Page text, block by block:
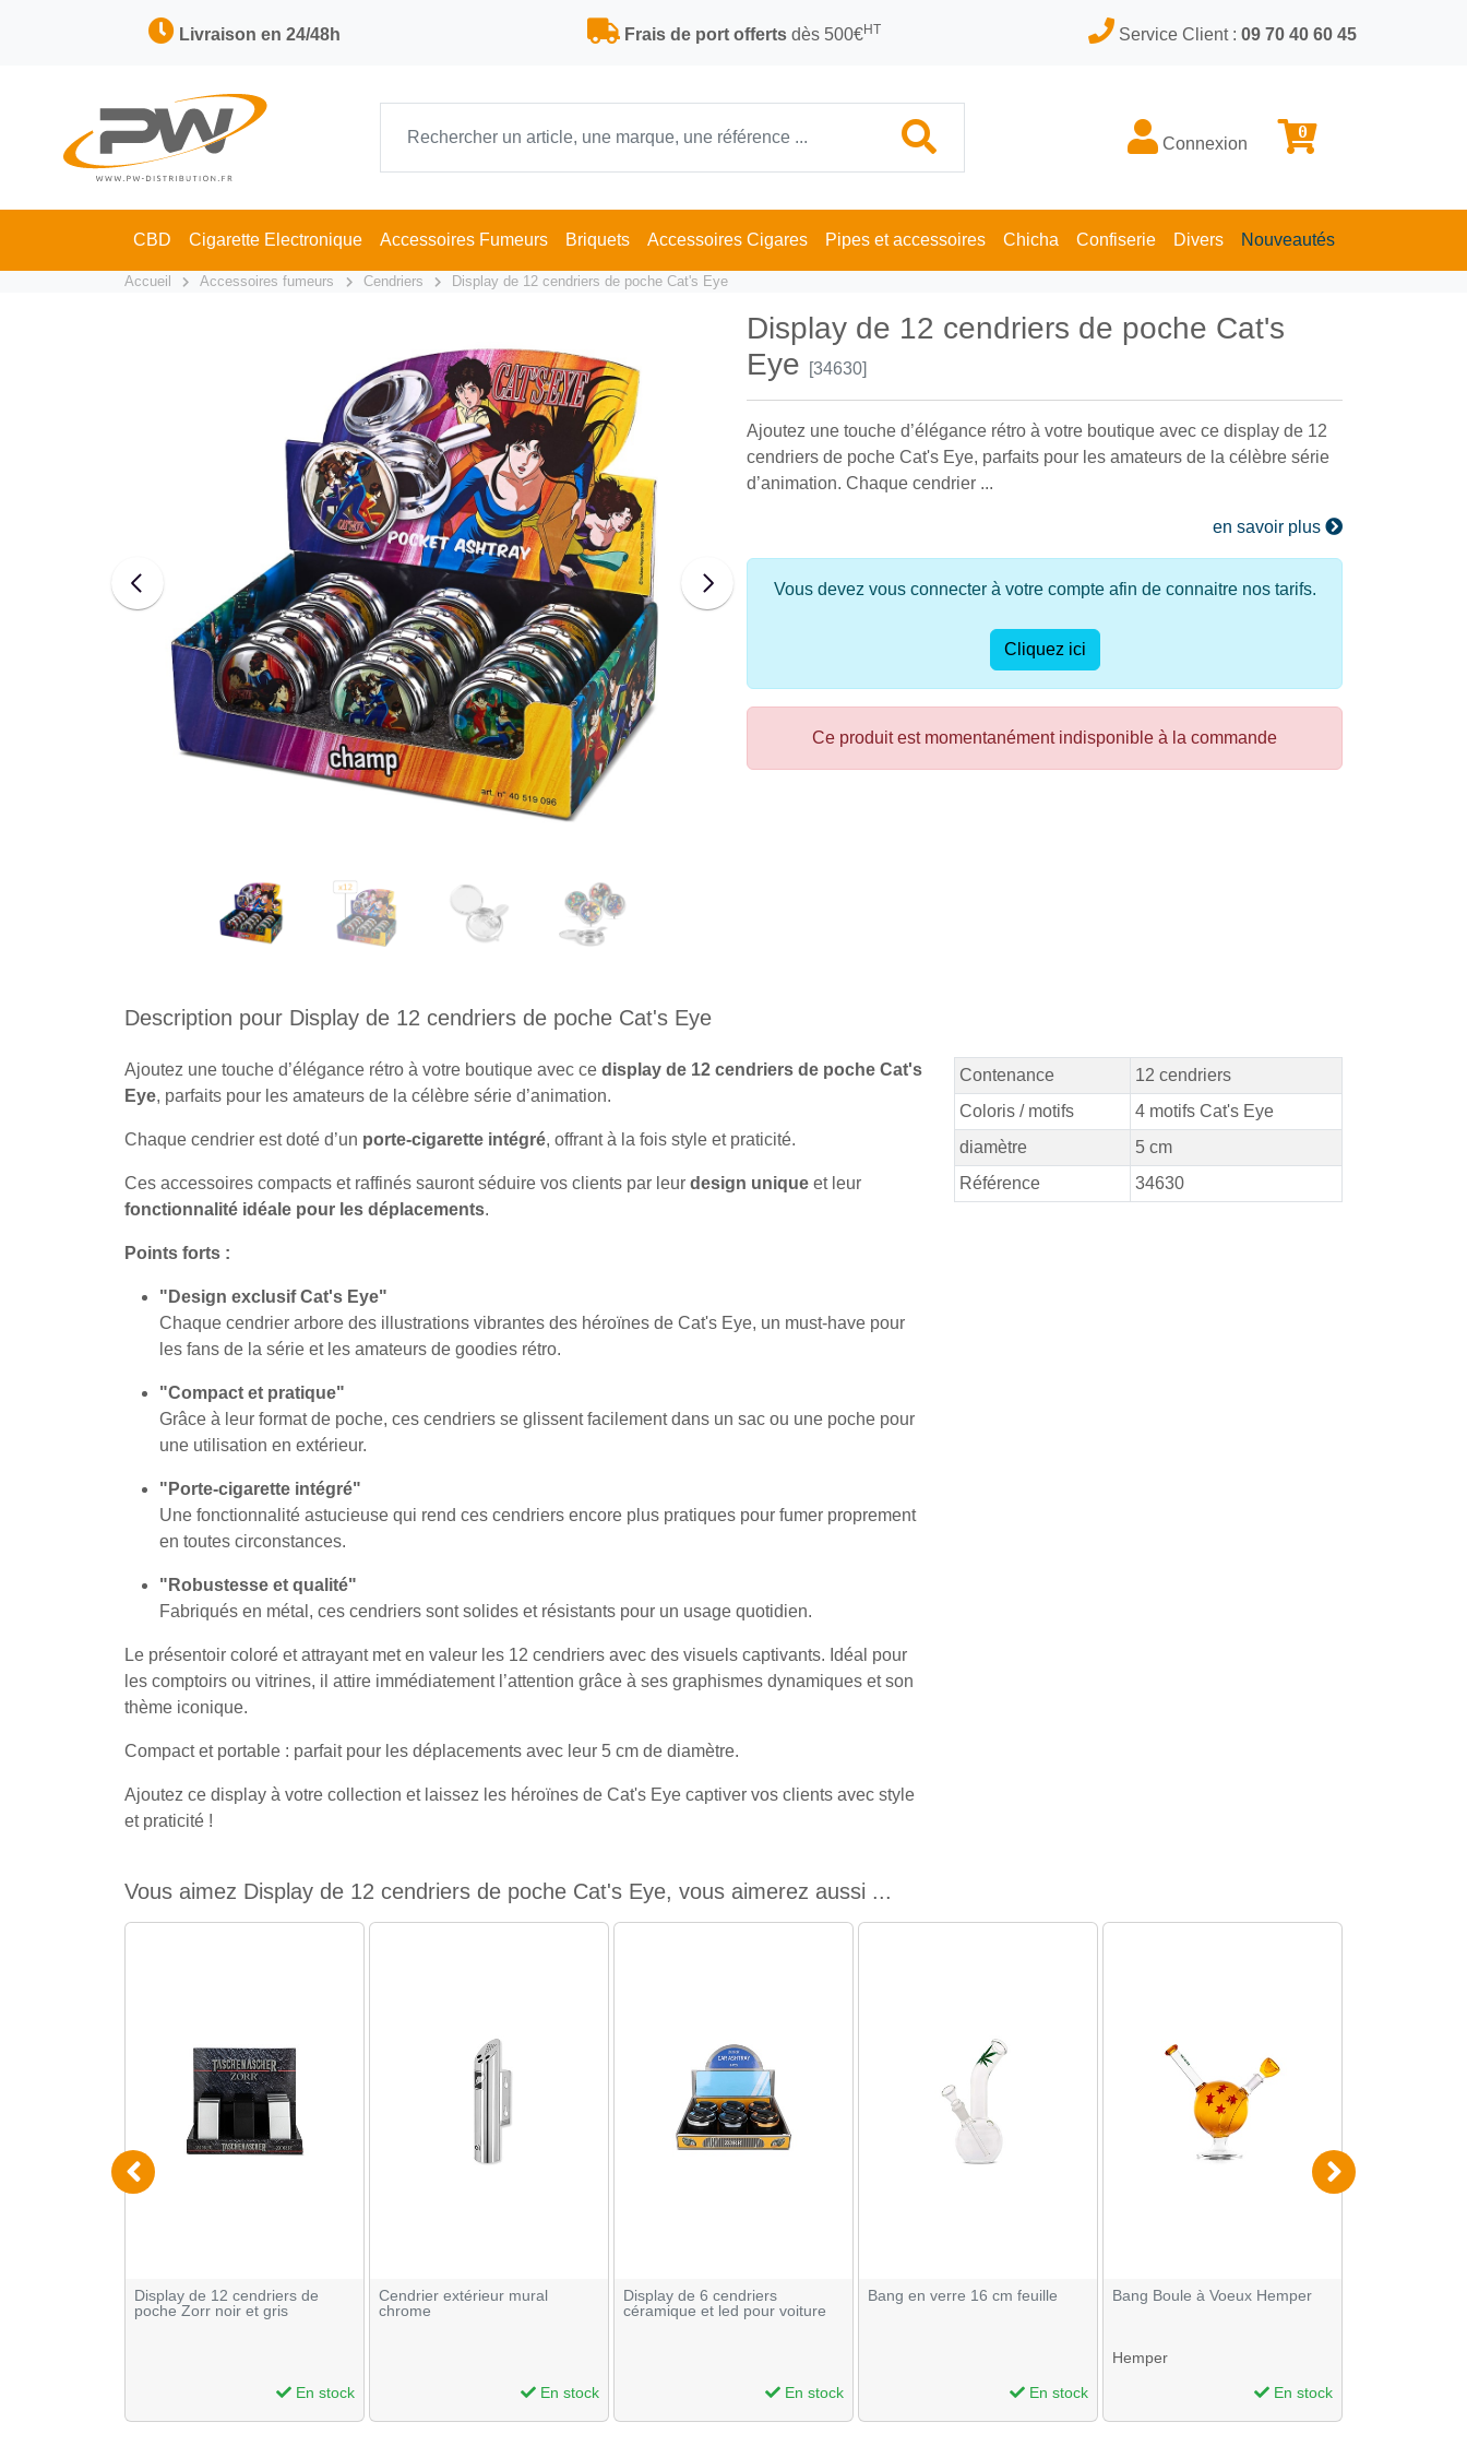
Livraison en 24/48h Frais de port offertsdès 500€HT Service Client : 09 70 40 60 45
Connexion
0
CBD Cigarette Electronique Accessoires Fumeurs Briquets Accessoires Cigares Pipes et accessoires Chicha Confiserie Divers Nouveautés
Accueil Accessoires fumeurs Cendriers Display de 12 cendriers de poche Cat's Eye
Display de 12 cendriers de poche Cat's
Eye
[34630]
Ajoutez une touche d’élégance rétro à votre boutique avec ce display de 12
cendriers de poche Cat's Eye, parfaits pour les amateurs de la célèbre série
d’animation. Chaque cendrier ...
en savoir plus
Vous devez vous connecter à votre compte afin de connaitre nos tarifs.
Cliquez ici
Ce produit est momentanément indisponible à la commande
Description pour Display de 12 cendriers de poche Cat's Eye
Ajoutez une touche d’élégance rétro à votre boutique avec ce display de 12 cendriers de poche Cat's
Eye, parfaits pour les amateurs de la célèbre série d’animation.
Chaque cendrier est doté d’un porte-cigarette intégré, offrant à la fois style et praticité.
Ces accessoires compacts et raffinés sauront séduire vos clients par leur design unique et leur
fonctionnalité idéale pour les déplacements.
Points forts :
"Design exclusif Cat's Eye"
Chaque cendrier arbore des illustrations vibrantes des héroïnes de Cat's Eye, un must-have pour
les fans de la série et les amateurs de goodies rétro.
"Compact et pratique"
Grâce à leur format de poche, ces cendriers se glissent facilement dans un sac ou une poche pour
une utilisation en extérieur.
"Porte-cigarette intégré"
Une fonctionnalité astucieuse qui rend ces cendriers encore plus pratiques pour fumer proprement
en toutes circonstances.
"Robustesse et qualité"
Fabriqués en métal, ces cendriers sont solides et résistants pour un usage quotidien.
Le présentoir coloré et attrayant met en valeur les 12 cendriers avec des visuels captivants. Idéal pour
les comptoirs ou vitrines, il attire immédiatement l’attention grâce à ses graphismes dynamiques et son
thème iconique.
Compact et portable : parfait pour les déplacements avec leur 5 cm de diamètre.
Ajoutez ce display à votre collection et laissez les héroïnes de Cat's Eye captiver vos clients avec style
et praticité !
Contenance
12 cendriers
Coloris / motifs
4 motifs Cat's Eye
diamètre
5 cm
Référence
34630
Vous aimez Display de 12 cendriers de poche Cat's Eye, vous aimerez aussi ...
Display de 12 cendriers de
poche Zorr noir et gris
En stock
Cendrier extérieur mural
chrome
En stock
Display de 6 cendriers
céramique et led pour voiture
En stock
Bang en verre 16 cm feuille
En stock
Bang Boule à Voeux Hemper
Hemper
En stock